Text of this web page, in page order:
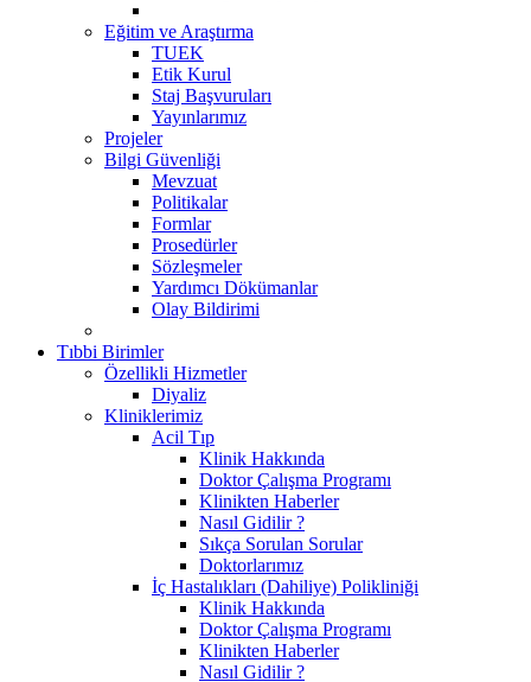
Eğitim ve Araştırma
TUEK
Etik Kurul
Staj Başvuruları
Yayınlarımız
Projeler
Bilgi Güvenliği
Mevzuat
Politikalar
Formlar
Prosedürler
Sözleşmeler
Yardımcı Dökümanlar
Olay Bildirimi
Tıbbi Birimler
Özellikli Hizmetler
Diyaliz
Kliniklerimiz
Acil Tıp
Klinik Hakkında
Doktor Çalışma Programı
Klinikten Haberler
Nasıl Gidilir ?
Sıkça Sorulan Sorular
Doktorlarımız
İç Hastalıkları (Dahiliye) Polikliniği
Klinik Hakkında
Doktor Çalışma Programı
Klinikten Haberler
Nasıl Gidilir ?